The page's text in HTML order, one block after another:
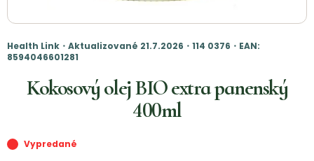
Health Link・Aktualizované 21.7.2026・114 0376・EAN:
8594046601281
Kokosový olej BIO extra panenský
400ml
Vypredané